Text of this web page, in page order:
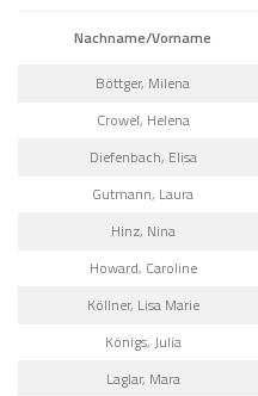
Nachname/Vorname
Böttger, Milena
Crowel, Helena
Diefenbach, Elisa
Gutmann, Laura
Hinz, Nina
Howard, Caroline
Köllner, Lisa Marie
Königs, Julia
Laglar, Mara